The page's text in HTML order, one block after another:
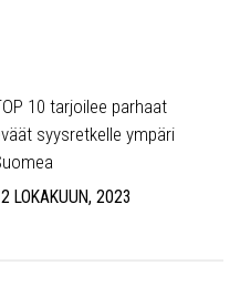
10 tarjoilee parhaat
syysretkelle ympäri
LOKAKUUN, 2023